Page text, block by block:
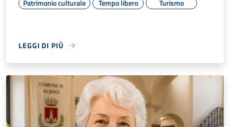
Patrimonio culturale Tempo libero Turismo
LEGGI DI PIÙ